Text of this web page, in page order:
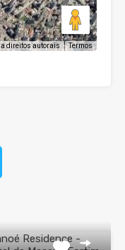
direitos autorais Termos